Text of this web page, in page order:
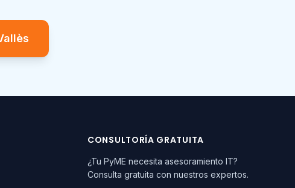
CONSULTORÍA GRATUITA
¿Tu PyME necesita asesoramiento IT?
Consulta gratuita con nuestros expertos.